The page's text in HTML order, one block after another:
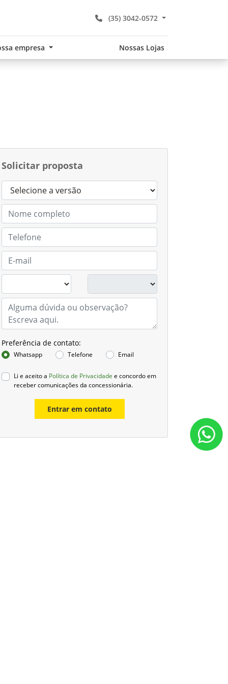
(35) 3042-0572
empresa Nossas Lojas
Solicitar proposta
Preferência de contato:
Whatsapp Telefone Email
Li e aceito a Política de Privacidade e concordo em
receber comunicações da concessionária.
Entrar em contato